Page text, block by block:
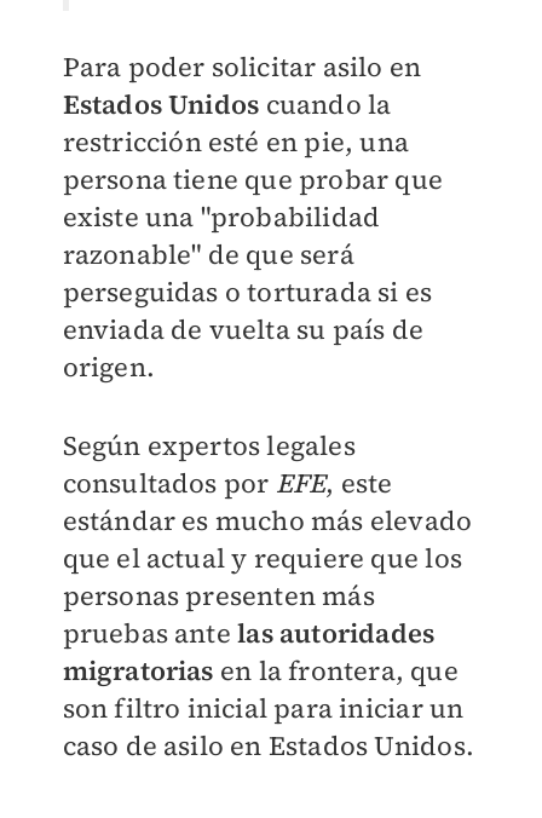
Para poder solicitar asilo en
Estados Unidos cuando la
restricción esté en pie, una
persona tiene que probar que
existe una "probabilidad
razonable" de que será
perseguidas o torturada si es
enviada de vuelta su país de
origen.
Según expertos legales
consultados por EFE, este
estándar es mucho más elevado
que el actual y requiere que los
personas presenten más
pruebas antelas autoridades
migratorias en la frontera, que
son filtro inicial para iniciar un
caso de asilo en Estados Unidos.